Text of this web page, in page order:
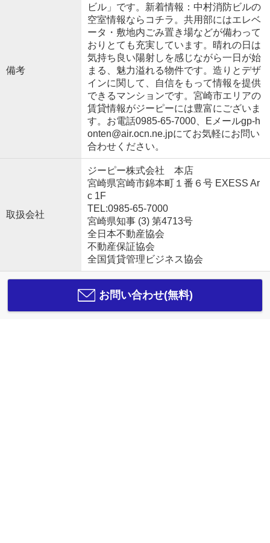
備考
ビル」です。新着情報：中村消防ビルの
空室情報ならコチラ。共用部にはエレベ
ータ・敷地内ごみ置き場などが備わって
おりとても充実しています。晴れの日は
気持ち良い陽射しを感じながら一日が始
まる、魅力溢れる物件です。造りとデザ
インに関して、自信をもって情報を提供
できるマンションです。宮崎市エリアの
賃貸情報がジーピーには豊富にございま
す。お電話0985-65-7000、Eメールgp-h
onten@air.ocn.ne.jpにてお気軽にお問い
合わせください。
取扱会社
ジーピー株式会社 本店
宮崎県宮崎市錦本町１番６号 EXESS Ar
c 1F
TEL:0985-65-7000
宮崎県知事 (3) 第4713号
全日本不動産協会
不動産保証協会
全国賃貸管理ビジネス協会
お問い合わせ(無料)